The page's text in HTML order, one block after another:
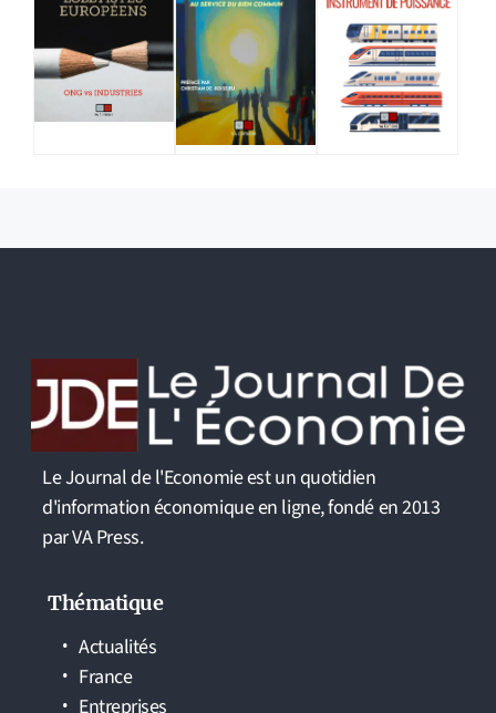
Le Journal de l'Economie est un quotidien
d'information économique en ligne, fondé en 2013
par VA Press.
Thématique
Actualités
France
Entreprises